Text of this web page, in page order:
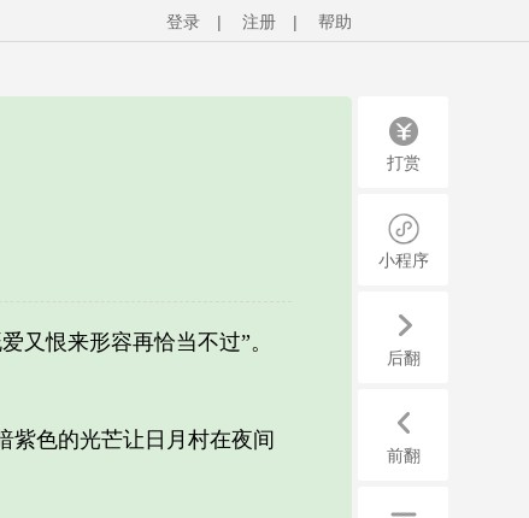
登录 | 注册 | 帮助
恨来形容再恰当不过”。
色的光芒让日月村在夜间
打赏
小程序
后翻
前翻